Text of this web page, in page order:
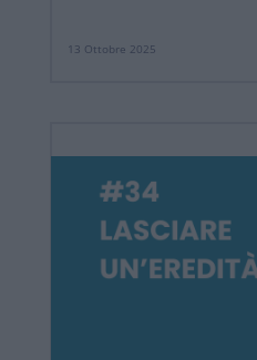
13 Ottobre 2025